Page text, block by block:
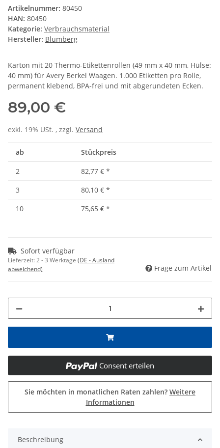
Artikelnummer: 80450
HAN: 80450
Kategorie: Verbrauchsmaterial
Hersteller: Blumberg
Karton mit 20 Thermo-Etikettenrollen (49 mm x 40 mm, Hülse:
40 mm) für Avery Berkel Waagen. 1.000 Etiketten pro Rolle,
permanent klebend, BPA-frei und mit abgerundeten Ecken.
89,00 €
exkl. 19% USt. , zzgl. Versand
ab Stückpreis
2 82,77 € *
3
80,10 € *
10
75,65 € *
Sofort verfügbar
Lieferzeit:2 - 3 Werktage (DE - Ausland
abweichend)
Frage zum Artikel
Consent erteilen
Sie möchten in monatlichen Raten zahlen? Weitere
Informationen
Beschreibung